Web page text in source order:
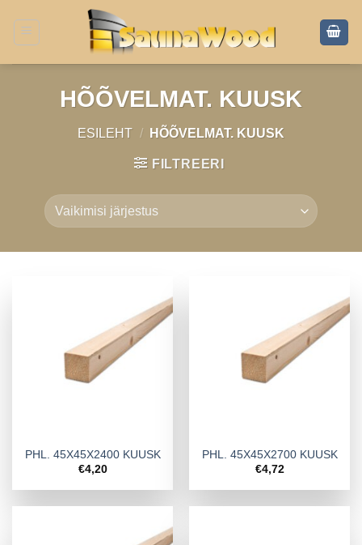
content
HÕÕVELMAT. KUUSK
ESILEHT / HÕÕVELMAT. KUUSK
FILTREERI
PHL. 45X45X2400 KUUSK
€4,20
PHL. 45X45X2700 KUUSK
€4,72